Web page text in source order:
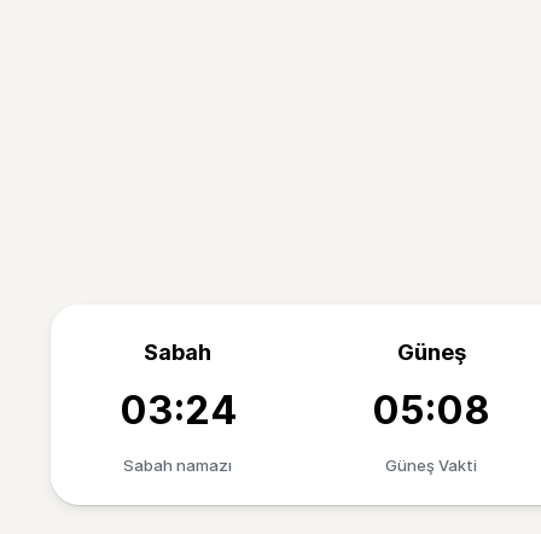
Sabah
03:24
Sabah namazı
Güneş
05:08
Güneş Vakti